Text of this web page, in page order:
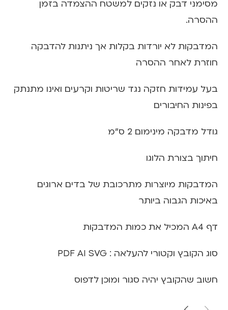
מסימני דבק או נזקים למשטח ההצמדה בזמן
ההסרה.
המדבקות לא יורדות בקלות אך ניתנות להדבקה
חוזרת לאחר ההסרה
בעל עמידות חזקה נגד שריטות וקרעים ואינו מתנתק
בפינות החיבורים
גודל מדבקה מינימום 2 ס"מ
חיתוך בצורת הלוגו
המדבקות מיוצרות מתרכובת של בדים ארוגים
באיכות הגבוה ביותר
דף A4 המכיל את כמות המדבקות
סוג הקובץ וקטורי להעלאה : PDF AI SVG
חשוב שהקובץ יהיה סגור ומוכן לדפוס